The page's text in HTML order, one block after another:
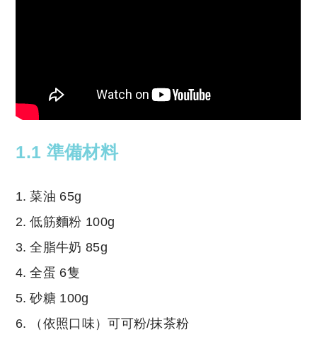
1.1 準備材料
菜油 65g
低筋麵粉 100g
全脂牛奶 85g
全蛋 6隻
砂糖 100g
（依照口味）可可粉/抹茶粉